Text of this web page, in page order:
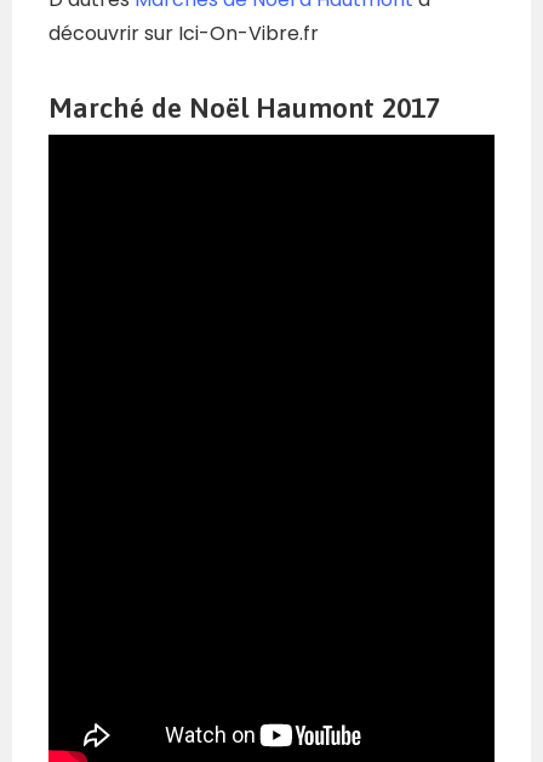
découvrir sur Ici-On-Vibre.fr
Marché de Noël Haumont 2017